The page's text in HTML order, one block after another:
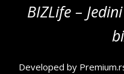
BIZLife –
Developed by